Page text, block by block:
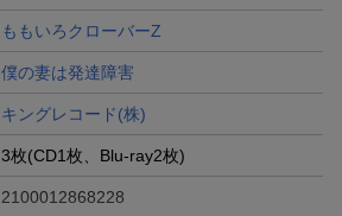
ももいろクローバーZ
僕の妻は発達障害
キングレコード(株)
3枚(CD1枚、Blu-ray2枚)
2100012868228